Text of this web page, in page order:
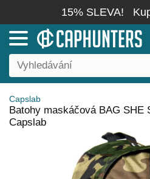
15% SLEVA!
Capslab
Batohy maskáčová BAG SHE
Capslab